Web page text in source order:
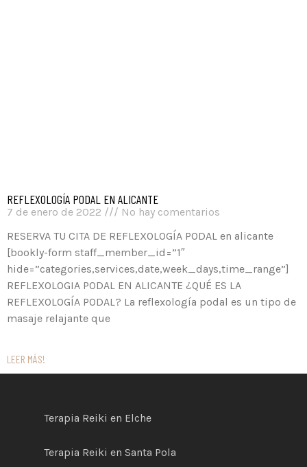
REFLEXOLOGÍA PODAL EN ALICANTE
7 de enero de 2022
No hay comentarios
RESERVA TU CITA DE REFLEXOLOGÍA PODAL en alicante
[bookly-form staff_member_id=”1″
hide=”categories,services,date,week_days,time_range”]
REFLEXOLOGIA PODAL EN ALICANTE ¿QUÉ ES LA
REFLEXOLOGÍA PODAL? La reflexología podal es un tipo de
masaje relajante que
LEER MÁS!
Terapia Reiki en Elche
Terapia Reiki en Santa Pola